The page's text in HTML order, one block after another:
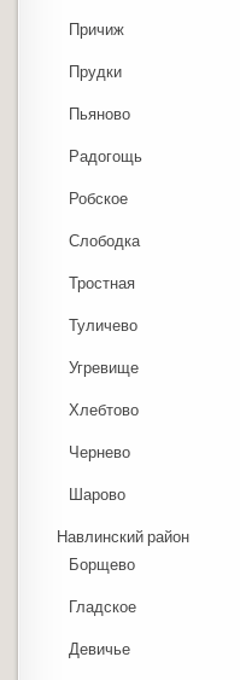
Причиж
Прудки
Пьяново
Радогощь
Робское
Слободка
Тростная
Туличево
Угревище
Хлебтово
Чернево
Шарово
Навлинский район
Борщево
Гладское
Девичье